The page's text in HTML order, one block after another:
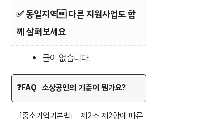
✅동일지역 다른 지원사업도 함
께 살펴보세요
글이 없습니다.
소상공인의 기준이 뭔가요?
「중소기업기본법」 제2조 제2항에 따른